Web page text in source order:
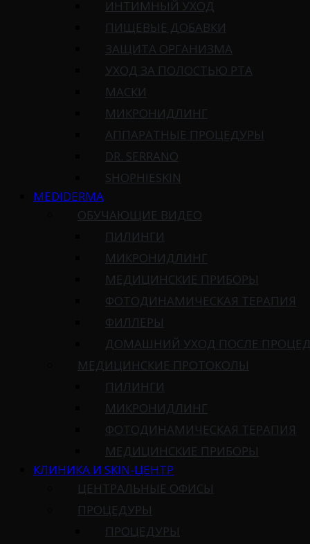
ИНТИМНЫЙ УХОД
ПИЩЕВЫЕ ДОБАВКИ
ЗАЩИТА ОРГАНИЗМА
УХОД ЗА ПОЛОСТЬЮ РТА
МАСКИ
МИКРОНИДЛИНГ
АППАРАТНЫЕ ПРОЦЕДУРЫ
DR. SERRANO
SHOPHIESKIN
MEDIDERMA
ОБУЧАЮЩИЕ ВИДЕО
ПИЛИНГИ
МИКРОНИДЛИНГ
МЕДИЦИНСКИЕ ПРИБОРЫ
ФОТОДИНАМИЧЕСКАЯ ТЕРАПИЯ
ФИЛЛЕРЫ
ДОМАШНИЙ УХОД ПОСЛЕ
МЕДИЦИНСКИЕ ПРОТОКОЛЫ
ПИЛИНГИ
МИКРОНИДЛИНГ
ФОТОДИНАМИЧЕСКАЯ ТЕРАПИЯ
МЕДИЦИНСКИЕ ПРИБОРЫ
КЛИНИКА И SKIN-ЦЕНТР
ЦЕНТРАЛЬНЫЕ ОФИСЫ
ПРОЦЕДУРЫ
ПРОЦЕДУРЫ